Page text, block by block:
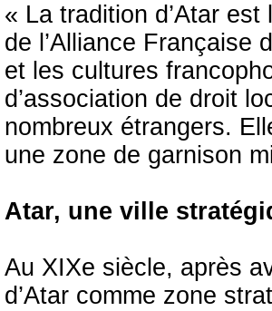
« La tradition d’Atar
de l’Alliance Française
et les cultures
d’association de droit
nombreux étrangers.
une zone de garnison
Atar, une ville
Au XIXe siècle, après
d’Atar comme zone